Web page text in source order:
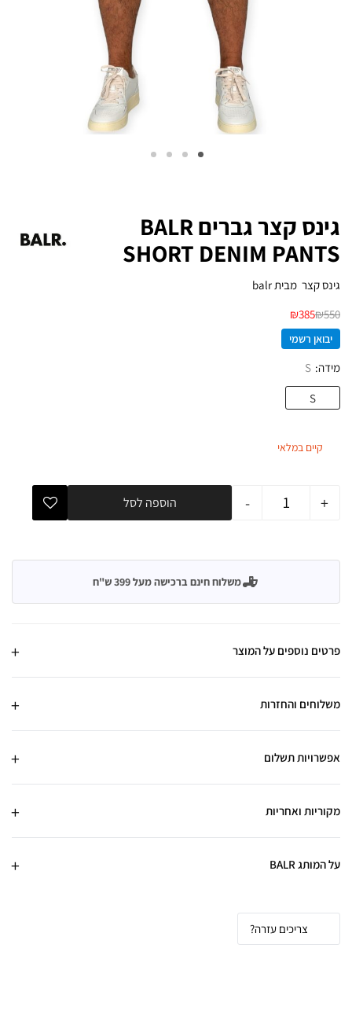
גינס קצר גברים BALR
SHORT DENIM PANTS
גינס קצר מבית balr
₪550
₪385
יבואן רשמי
מידה S
S
קיים במלאי
- + הוספה לסל
משלוח חינם ברכישה מעל 399 ש"ח
פרטים נוספים על המוצר
משלוחים והחזרות
אפשרויות תשלום
מקוריות ואחריות
על המותג BALR
צריכים עזרה?